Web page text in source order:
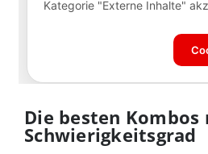
Die besten Kombos
Schwierigkeitsgrad